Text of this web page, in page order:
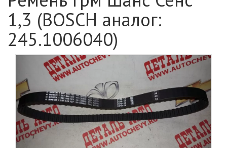
1,3 (BOSCH аналог:
245.1006040)